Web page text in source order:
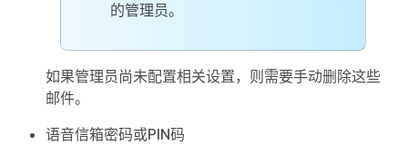
的管理员。
如果管理员尚未配置相关设置，则需要手动删除这些
邮件。
语音信箱密码或PIN码